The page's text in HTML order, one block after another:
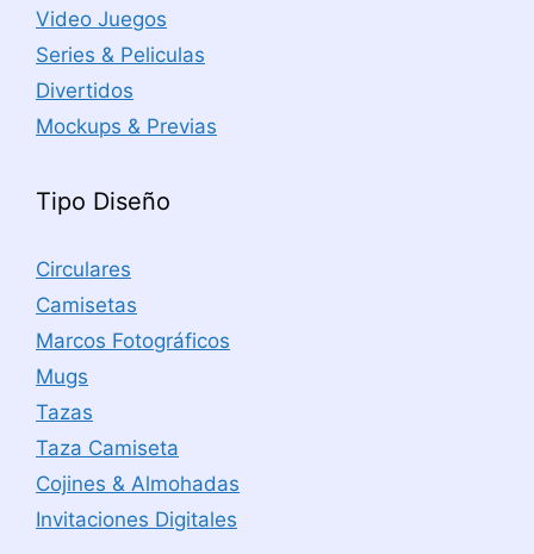
Video Juegos
Series & Peliculas
Divertidos
Mockups & Previas
Tipo Diseño
Circulares
Camisetas
Marcos Fotográficos
Mugs
Tazas
Taza Camiseta
Cojines & Almohadas
Invitaciones Digitales